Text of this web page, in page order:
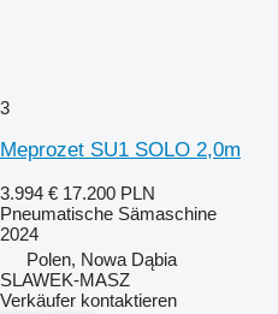
3
Meprozet SU1 SOLO 2,0m
3.994 € 17.200 PLN
Pneumatische Sämaschine
2024
Polen, Nowa Dąbia
SLAWEK-MASZ
Verkäufer kontaktieren